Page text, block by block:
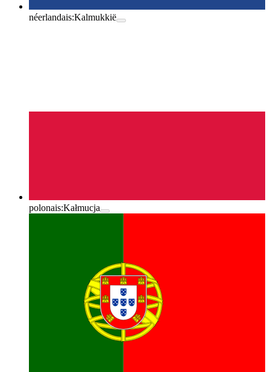
néerlandais:Kalmukkië
polonais:Kałmucja